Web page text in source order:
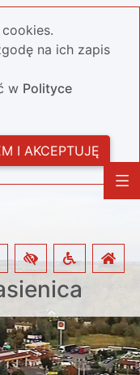
na ich zapis
w Polityce
I AKCEPTUJĘ